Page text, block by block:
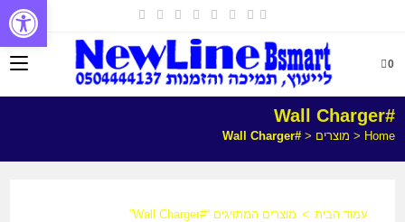
0
#Wall Charger
Home
< מוצרים <
#Wall Charger
עמוד הבית > מוצרים המתויגים “#Wall Charger”